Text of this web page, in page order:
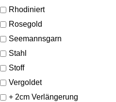
Rhodiniert
Rosegold
Seemannsgarn
Stahl
Stoff
Vergoldet
+ 2cm Verlängerung